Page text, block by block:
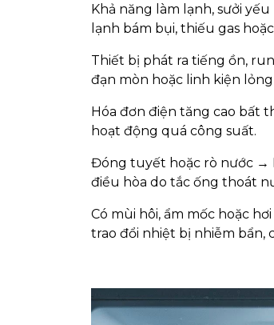
Khả năng làm lạnh, sưởi
lạnh bám bụi, thiếu gas
Thiết bị phát ra tiếng ồn,
đạn mòn hoặc linh kiện lỏng
Hóa đơn điện tăng cao bất
hoạt động quá công suất.
Đóng tuyết hoặc rò nước →
điều hòa do tắc ống thoát
Có mùi hôi, ẩm mốc hoặc
trao đổi nhiệt bị nhiễm bẩn,